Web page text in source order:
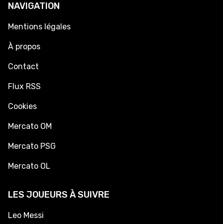
NAVIGATION
Mentions légales
À propos
Contact
Flux RSS
Cookies
Mercato OM
Mercato PSG
Mercato OL
LES JOUEURS À SUIVRE
Leo Messi